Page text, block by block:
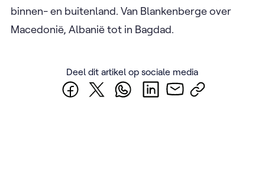
binnen- en buitenland. Van Blankenberge over
Macedonië, Albanië tot in Bagdad.
Deel dit artikel op sociale media